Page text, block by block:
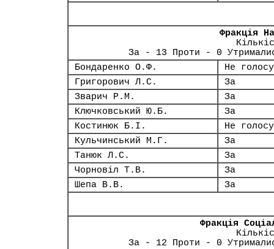
Фракція
За - 13 Проти - 0
Бондаренко О.Ф.
Не
Григорович Л.С.
За
Зварич Р.М.
За
Ключковський Ю.Б.
За
Костинюк Б.І.
Не
Кульчинський М.Г.
За
Танюк Л.С.
За
Чорновіл Т.В.
За
Шепа В.В.
За
Фракція
За - 12 Проти - 0